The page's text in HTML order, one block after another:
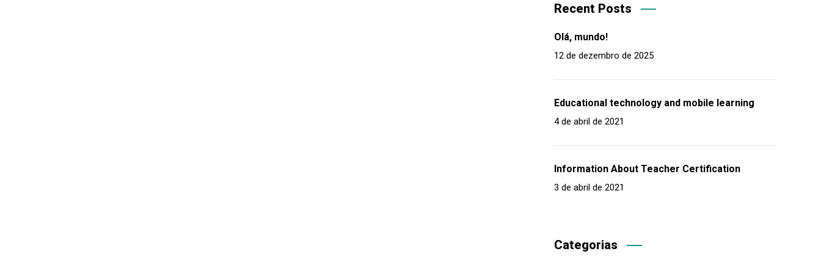
Recent Posts
Olá, mundo!
12 de dezembro de 2025
Educational technology and mobile learning
4 de abril de 2021
Information About Teacher Certification
3 de abril de 2021
Categorias